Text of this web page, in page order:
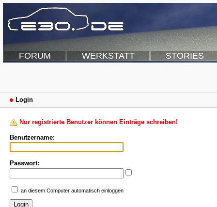
FORUM WERKSTATT STORIES
Login
Nur registrierte Benutzer können Einträge schreiben!
Benutzername:
Passwort:
an diesem Computer automatisch einloggen